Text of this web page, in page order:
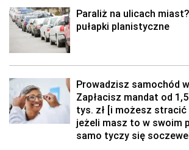
Paraliż na ulicach
pułapki planistyczne
Prowadzisz samochód
Zapłacisz mandat od
tys. zł [i możesz stracić
jeżeli masz to w swoim
samo tyczy się